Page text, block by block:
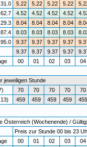
31.0 5.22 5.22 5.22 5.22
62.7 4.52 4.52 4.52 4.52
29.3 8.04 8.04 8.04 8.04
87.4 8.03 8.03 8.03 8.03
9.37 9.37 9.37 9.37
9.37
9.37 9.37 9.37
00 01 02 03 04
jeweiligen Stunde
70 70 70 70
70
459 459 459 459 459
Österreich (Wochenende) /
Preis zur Stunde 00 bis 23
00 01 02 03